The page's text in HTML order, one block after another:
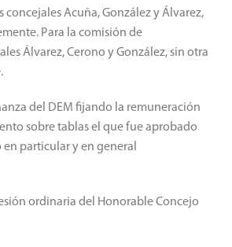
concejales Acuña, González y Álvarez,
Para la comisión de
Álvarez, Cerono y González, sin otra
del DEM fijando la remuneración
sobre tablas el que fue aprobado
particular y en general
ordinaria del Honorable Concejo